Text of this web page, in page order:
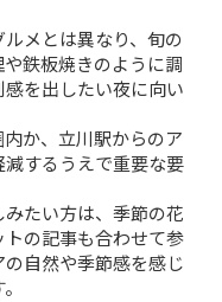
ルメとは異なり、旬の
鉄板焼きのように調
を出したい夜に向い
か、立川駅からのア
するうえで重要な要
たい方は、 季節の花
の記事も合わせて参
自然や季節感を感じ